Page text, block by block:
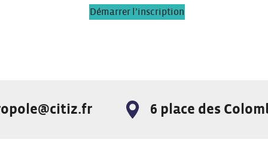
Démarrer l’inscription
Adresse :6 place des